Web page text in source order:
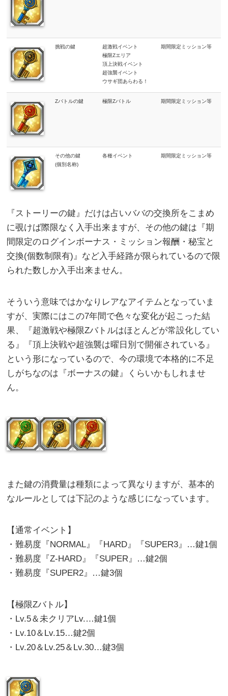
挑戦の鍵
超激戦イベント
極限Zエリア
頂上決戦イベント
超強襲イベント
ウサギ団あらわる！
期間限定ミッション等
Zバトルの鍵 極限Zバトル 期間限定ミッション等
その他の鍵
(個別名称)
各種イベント 期間限定ミッション等
『ストーリーの鍵』だけは占いババの交換所をこまめ
に覗けば際限なく入手出来ますが、その他の鍵は『期
間限定のログインボーナス・ミッション報酬・秘宝と
交換(個数制限有)』など入手経路が限られているので限
られた数しか入手出来ません。
そういう意味ではかなりレアなアイテムとなっていま
すが、実際にはこの7年間で色々な変化が起こった結
果、『超激戦や極限Zバトルはほとんどが常設化してい
る』『頂上決戦や超強襲は曜日別で開催されている』
という形になっているので、今の環境で本格的に不足
しがちなのは『ボーナスの鍵』くらいかもしれませ
ん。
また鍵の消費量は種類によって異なりますが、基本的
なルールとしては下記のような感じになっています。
【通常イベント】
・難易度『NORMAL』『HARD』『SUPER3』…鍵1個
・難易度『Z-HARD』『SUPER』…鍵2個
・難易度『SUPER2』…鍵3個
【極限Zバトル】
・Lv.5＆未クリアLv.…鍵1個
・Lv.10＆Lv.15…鍵2個
・Lv.20＆Lv.25＆Lv.30…鍵3個